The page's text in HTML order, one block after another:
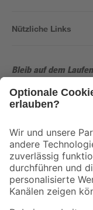
Nützliche Links
Bleib auf dem
Der toom Newsletter:
Folge uns